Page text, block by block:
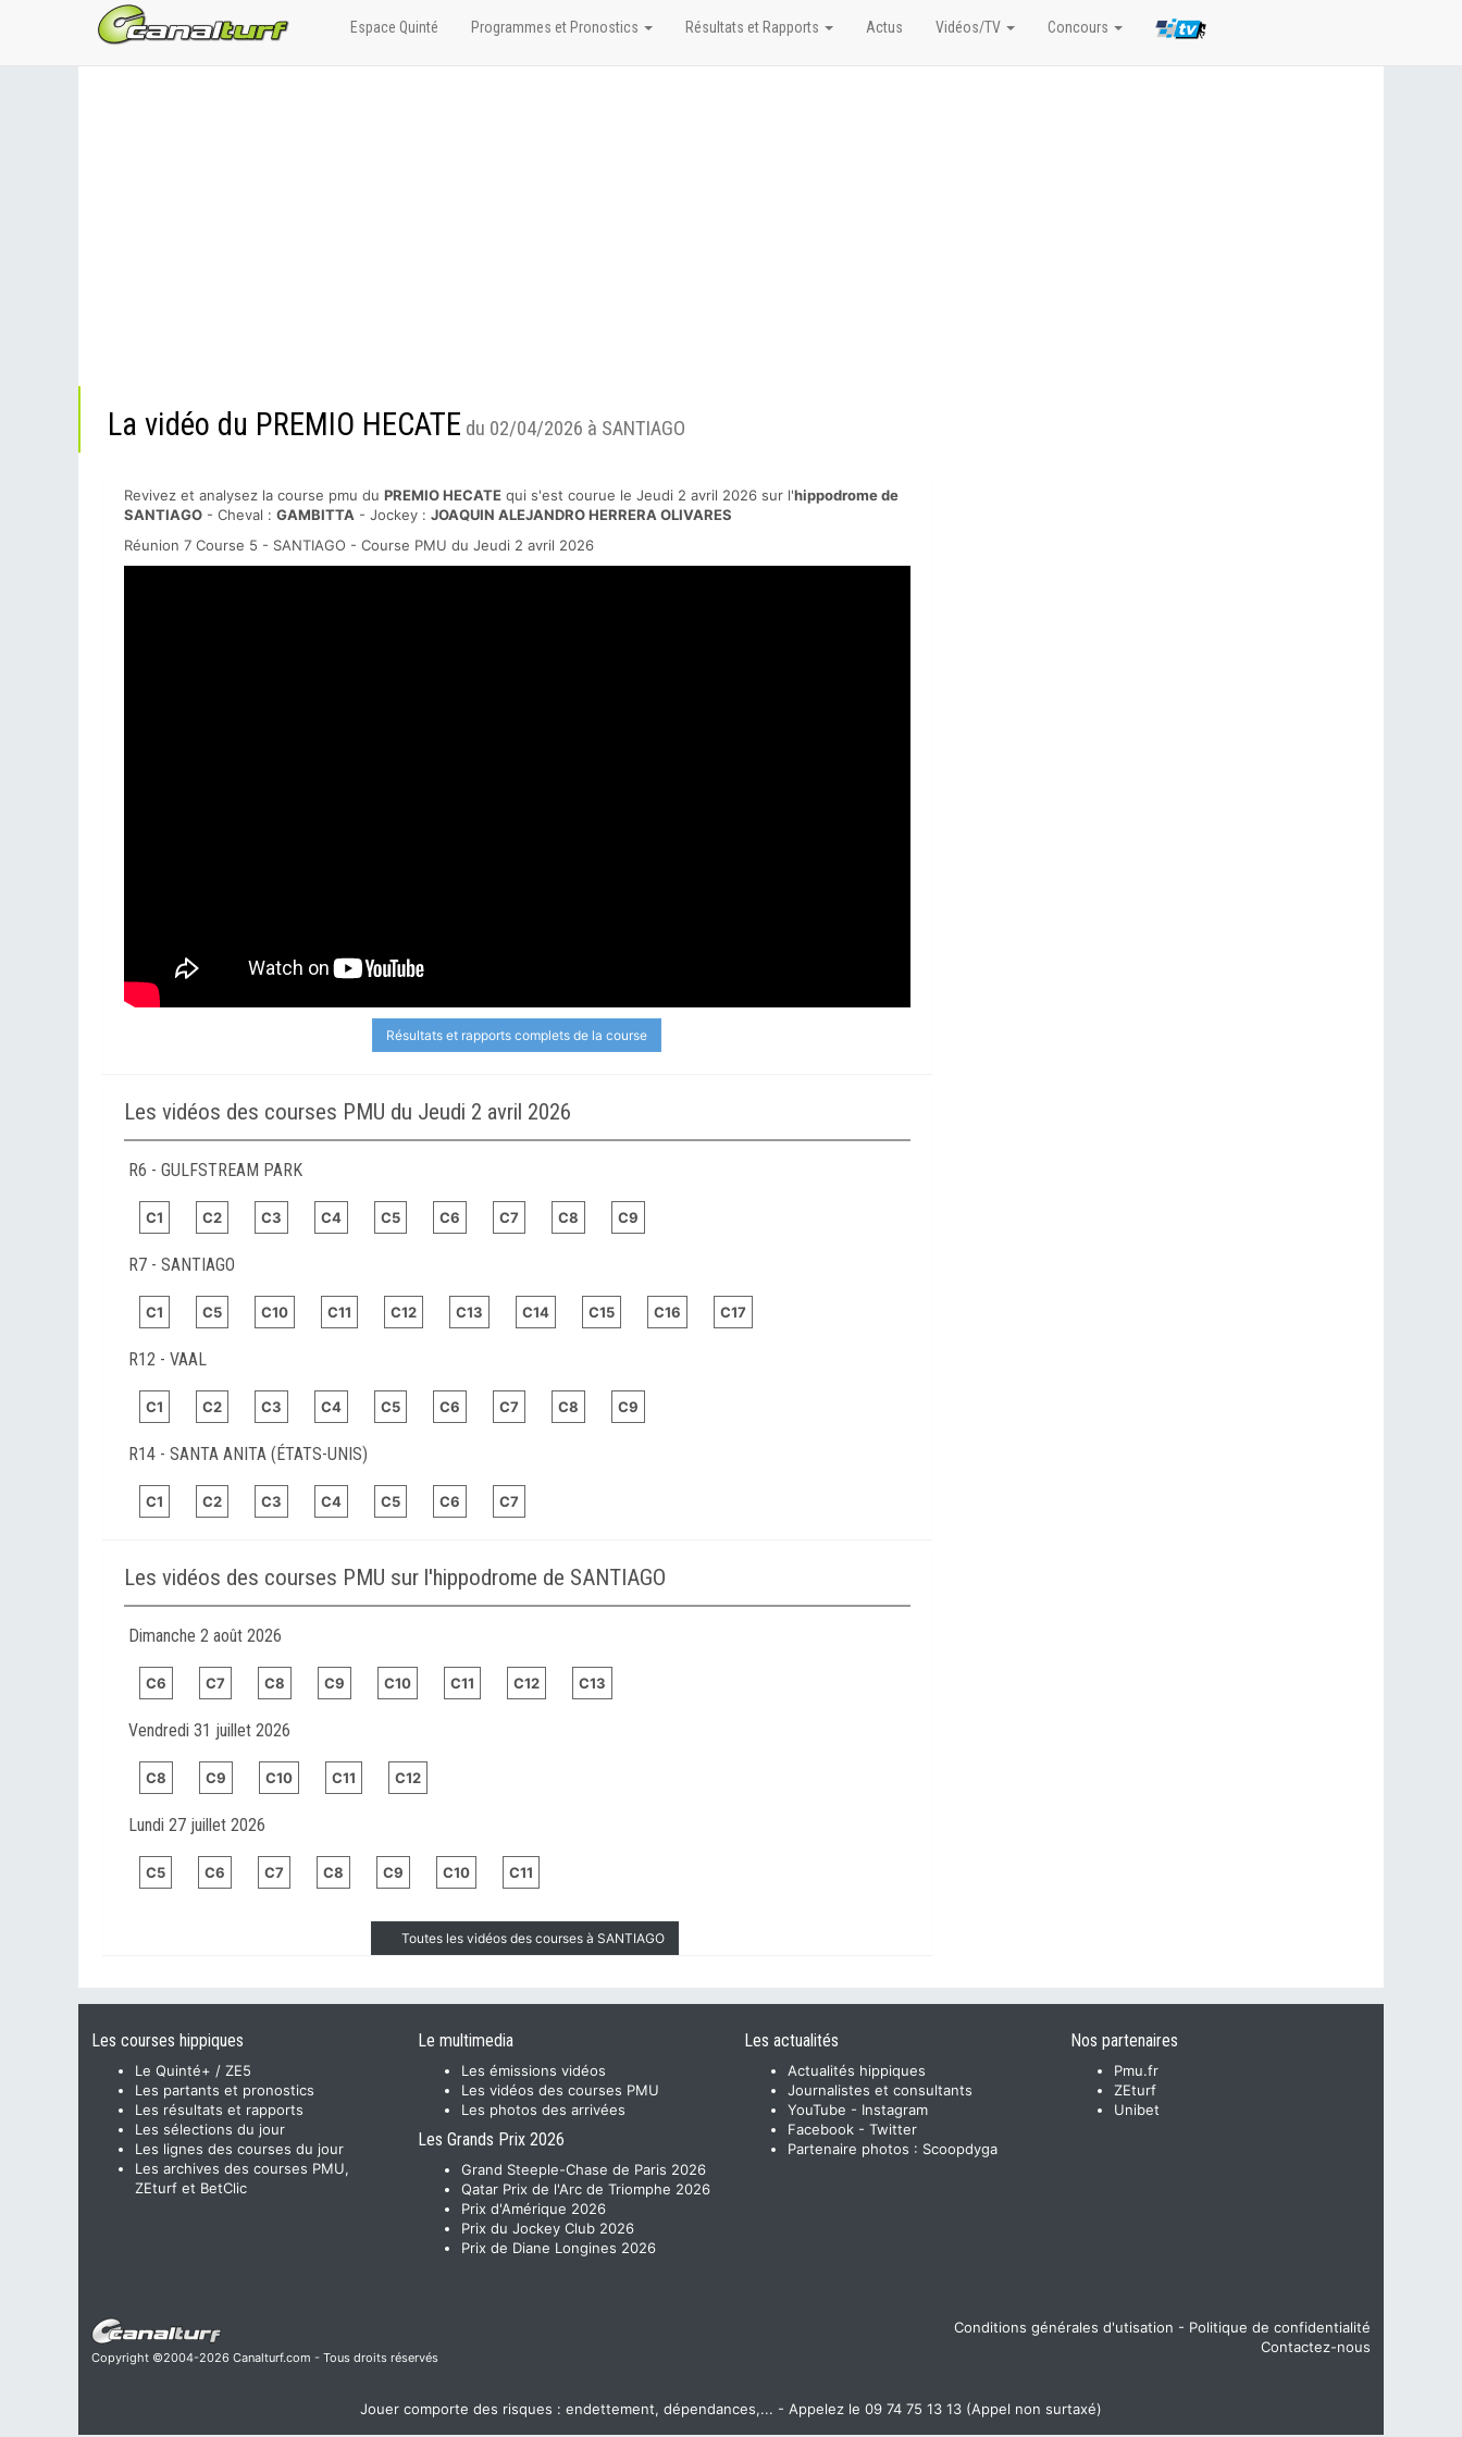
La vidéo du PREMIO HECATE du 02/04/2026 à SANTIAGO
Revivez et analysez la course pmu du PREMIO HECATE qui s'est courue le Jeudi 2 avril 2026 sur l'hippodrome de
SANTIAGO - Cheval : GAMBITTA - Jockey : JOAQUIN ALEJANDRO HERRERA OLIVARES
Réunion 7 Course 5 - SANTIAGO - Course PMU du Jeudi 2 avril 2026
Résultats et rapports complets de la course
Les vidéos des courses PMU du Jeudi 2 avril 2026
R6 - GULFSTREAM PARK
C1 C2 C3 C4 C5 C6 C7 C8 C9
R7 - SANTIAGO
C1 C5 C10 C11 C12 C13 C14 C15 C16 C17
R12 - VAAL
C1 C2 C3 C4 C5 C6 C7 C8 C9
R14 - SANTA ANITA (ÉTATS-UNIS)
C1 C2 C3 C4 C5 C6 C7
Les vidéos des courses PMU sur l'hippodrome de SANTIAGO
Dimanche 2 août 2026
C6 C7 C8 C9 C10 C11 C12 C13
Vendredi 31 juillet 2026
C8 C9 C10 C11 C12
Lundi 27 juillet 2026
C5 C6 C7 C8 C9 C10 C11
Toutes les vidéos des courses à SANTIAGO
Espace Quinté Programmes et Pronostics Résultats et Rapports Actus Vidéos/TV Concours
Les courses hippiques
Le Quinté+ / ZE5
Les partants et pronostics
Les résultats et rapports
Les sélections du jour
Les lignes des courses du jour
Les archives des courses PMU,
ZEturf et BetClic
Le multimedia
Les émissions vidéos
Les vidéos des courses PMU
Les photos des arrivées
Les Grands Prix 2026
Grand Steeple-Chase de Paris 2026
Qatar Prix de l'Arc de Triomphe 2026
Prix d'Amérique 2026
Prix du Jockey Club 2026
Prix de Diane Longines 2026
Les actualités
Actualités hippiques
Journalistes et consultants
YouTube - Instagram
Facebook - Twitter
Partenaire photos : Scoopdyga
Nos partenaires
Pmu.fr
ZEturf
Unibet
Copyright ©2004-2026 Canalturf.com - Tous droits réservés
Conditions générales d'utisation - Politique de confidentialité
Contactez-nous
Jouer comporte des risques : endettement, dépendances,... - Appelez le 09 74 75 13 13 (Appel non surtaxé)